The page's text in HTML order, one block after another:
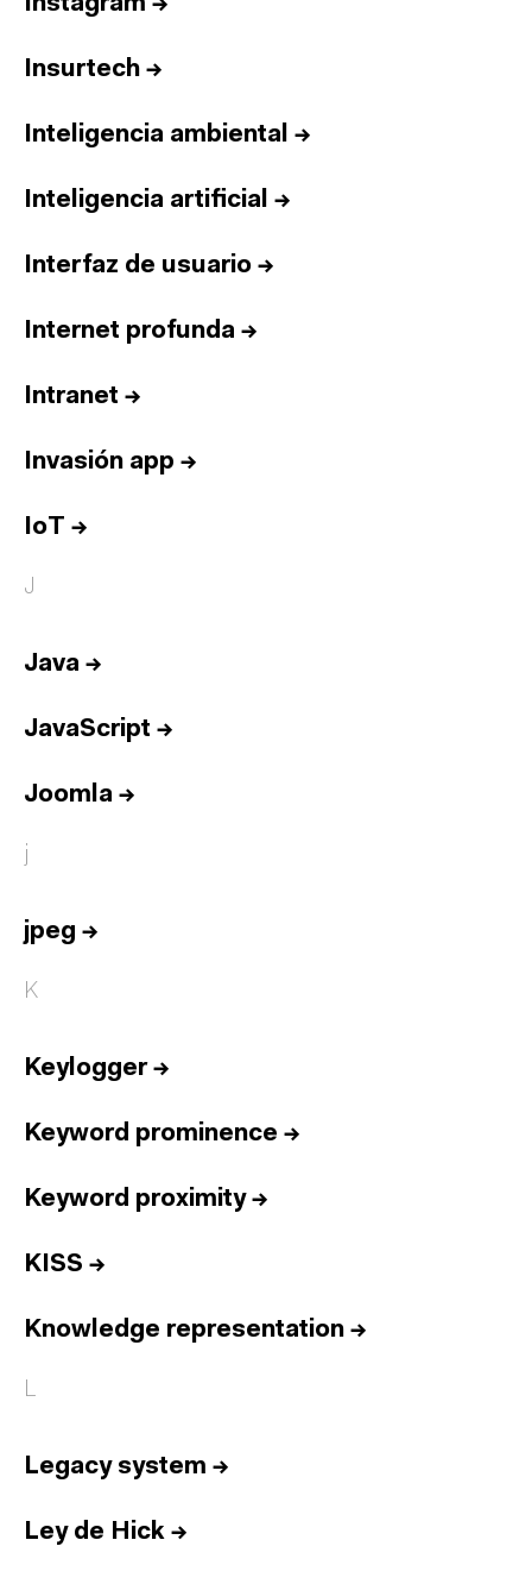
Insurtech →
Inteligencia ambiental →
Inteligencia artificial →
Interfaz de usuario →
Internet profunda →
Intranet →
Invasión app →
IoT →
J
Java →
JavaScript →
Joomla →
j
jpeg →
K
Keylogger→
Keyword prominence →
Keyword proximity→
KISS →
Knowledge representation →
L
Legacy system →
Ley de Hick →